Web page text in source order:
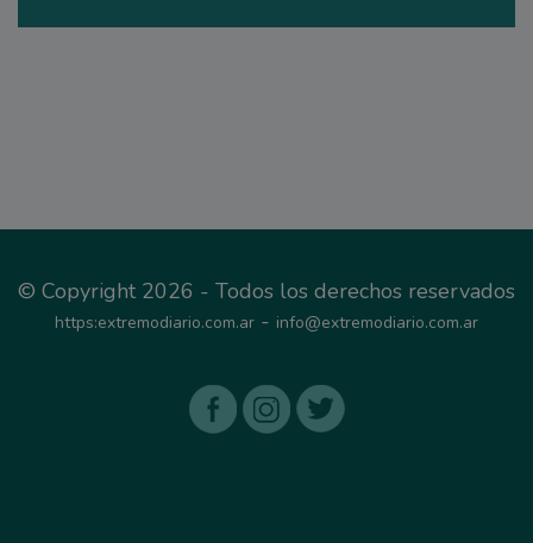
© Copyright 2026 - Todos los derechos reservados
https:extremodiario.com.ar - info@extremodiario.com.ar